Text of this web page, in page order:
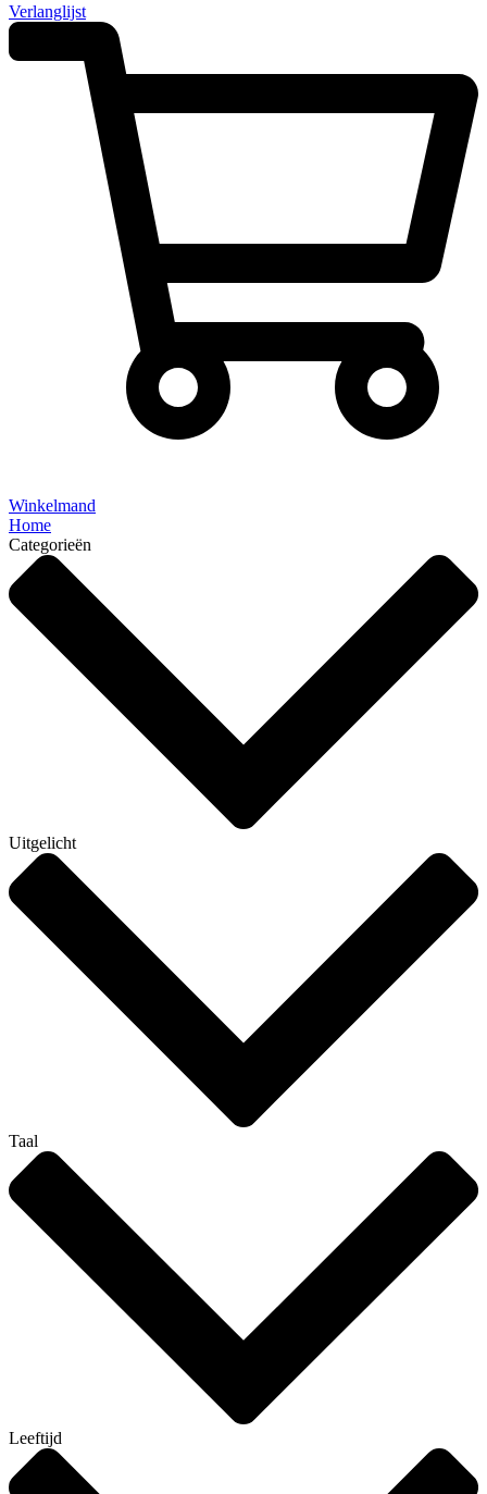
Verlanglijst
Winkelmand
Home
Categorieën
Uitgelicht
Taal
Leeftijd